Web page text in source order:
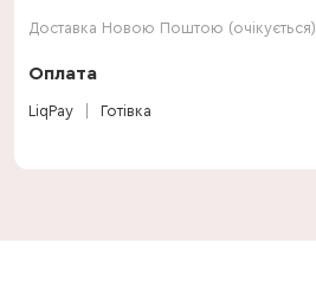
Доставка Новою Поштою (очікується)
Оплата
LiqPay Готівка